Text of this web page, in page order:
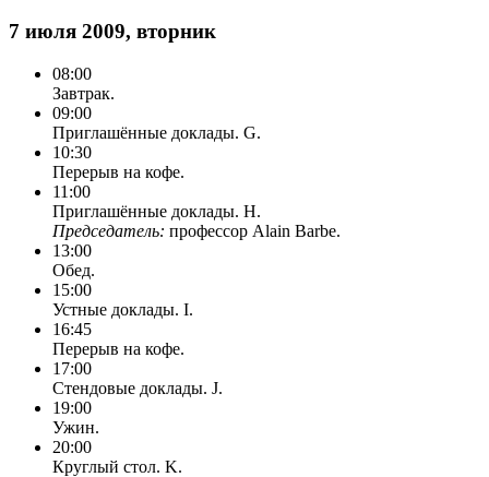
7 июля 2009, вторник
08:00
Завтрак.
09:00
Приглашённые доклады. G.
10:30
Перерыв на кофе.
11:00
Приглашённые доклады. H.
Председатель: профессор Alain Barbe.
13:00
Обед.
15:00
Устные доклады. I.
16:45
Перерыв на кофе.
17:00
Стендовые доклады. J.
19:00
Ужин.
20:00
Круглый стол. K.